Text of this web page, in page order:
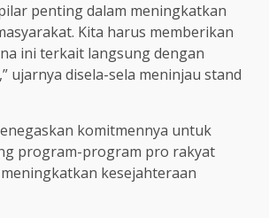
penting dalam meningkatkan
Kita harus memberikan
ini terkait langsung dengan
ujarnya disela-sela meninjau stand
komitmennya untuk
program-program pro rakyat
kesejahteraan